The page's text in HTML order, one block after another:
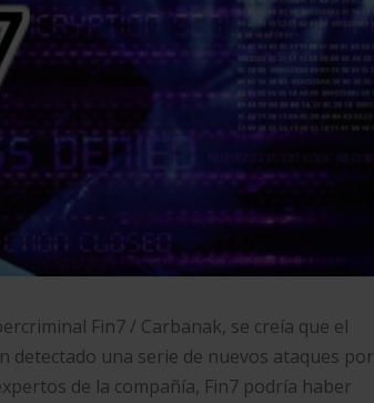
Fin7 / Carbanak, se creía que el
detectado una serie de nuevos ataques por
de la compañía, Fin7 podría haber